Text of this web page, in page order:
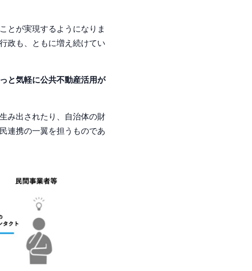
とが実現するようになりま
政も、ともに増え続けてい
と気軽に公共不動産活用が
み出されたり、自治体の財
連携の一翼を担うものであ